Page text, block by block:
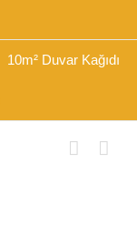
10m² Duvar Kağıdı